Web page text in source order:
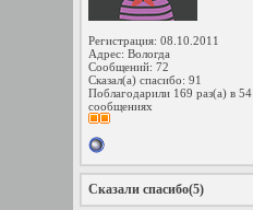
Регистрация: 08.10.2011
Адрес: Вологда
Сообщений: 72
Сказал(а) спасибо: 91
Поблагодарили 169 раз(а) в 54
сообщениях
Сказали спасибо(5)